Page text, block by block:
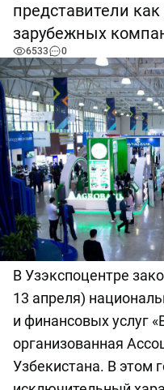
представители
зарубежных
6533 0
В Узэкспоцентре
13 апреля)
и финансовых услуг
организованная
Узбекистана. В этом